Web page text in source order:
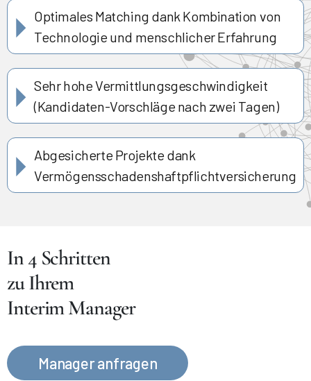
Optimales Matching dank Kombination von
Technologie und menschlicher Erfahrung
Sehr hohe Vermittlungsgeschwindigkeit
(Kandidaten-Vorschläge nach zwei Tagen)
Abgesicherte Projekte dank
Vermögensschadenshaftpflichtversicherung
In 4 Schritten
zu Ihrem
Interim Manager
Manager anfragen